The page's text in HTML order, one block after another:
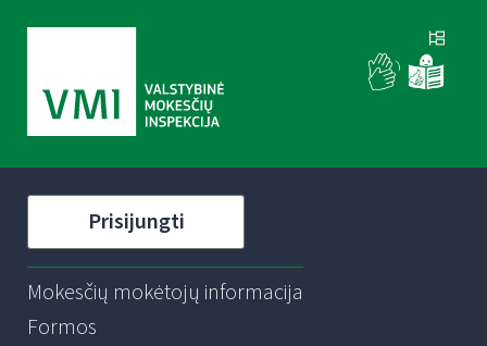
Prisijungti
Mokesčių mokėtojų informacija
Formos